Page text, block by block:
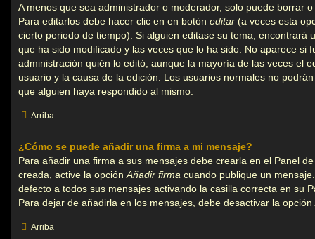
A menos que sea administrador o moderador, solo puede borrar
Para editarlos debe hacer clic en en botón editar (a veces esta
cierto periodo de tiempo). Si alguien editase su tema, encontrará
que ha sido modificado y las veces que lo ha sido. No aparece si
administración quién lo editó, aunque la mayoría de las veces el
usuario y la causa de la edición. Los usuarios normales no
que alguien haya respondido al mismo.
Arriba
¿Cómo se puede añadir una firma a mi mensaje?
Para añadir una firma a sus mensajes debe crearla en el Panel
creada, active la opciónAñadir firma cuando publique un
defecto a todos sus mensajes activando la casilla correcta en su
Para dejar de añadirla en los mensajes, debe desactivar la opción
Arriba